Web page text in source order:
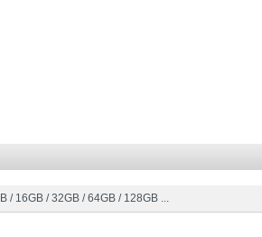
/ 16GB / 32GB / 64GB / 128GB ...